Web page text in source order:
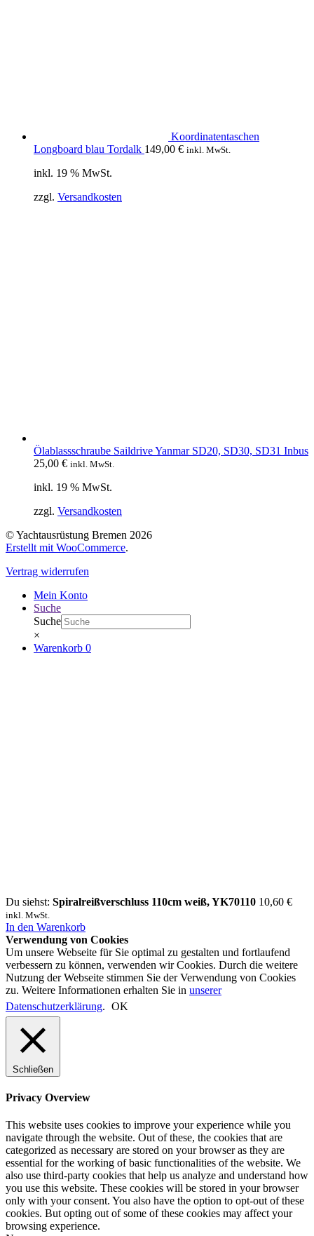
Koordinatentaschen
Longboard blau Tordalk 149,00 € inkl. MwSt.
inkl. 19 % MwSt.
zzgl. Versandkosten
Ölablassschraube Saildrive Yanmar SD20, SD30, SD31 Inbus
25,00 € inkl. MwSt.
inkl. 19 % MwSt.
zzgl. Versandkosten
© Yachtausrüstung Bremen 2026
Erstellt mit WooCommerce.
Vertrag widerrufen
Mein Konto
Suche
Suche
×
Warenkorb 0
Du siehst: Spiralreißverschluss 110cm weiß, YK70110 10,60 €
inkl. MwSt.
In den Warenkorb
Verwendung von Cookies
Um unsere Webseite für Sie optimal zu gestalten und fortlaufend
verbessern zu können, verwenden wir Cookies. Durch die weitere
Nutzung der Webseite stimmen Sie der Verwendung von Cookies
zu. Weitere Informationen erhalten Sie in unserer
Datenschutzerklärung. OK
Schließen
Privacy Overview
This website uses cookies to improve your experience while you
navigate through the website. Out of these, the cookies that are
categorized as necessary are stored on your browser as they are
essential for the working of basic functionalities of the website. We
also use third-party cookies that help us analyze and understand how
you use this website. These cookies will be stored in your browser
only with your consent. You also have the option to opt-out of these
cookies. But opting out of some of these cookies may affect your
browsing experience.